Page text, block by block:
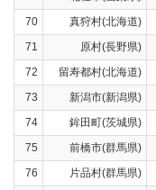
70
真狩村(北海道)
71
原村(長野県)
72
留寿都村(北海道)
73
新潟市(新潟県)
74
鉾田町(茨城県)
75
前橋市(群馬県)
76
片品村(群馬県)